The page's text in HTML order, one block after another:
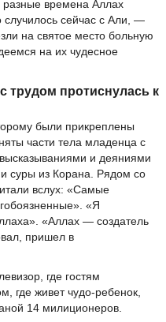
времена Аллах
случилось сейчас с Али, —
на святое место больную
на их чудесное
трудом протиснулась к
были прикреплены
части тела младенца с
и деяниями
суры из Корана. Рядом со
вслух: «Самые
«Я
«Аллах — создатель
пришел в
где гостям
где живет чудо-ребенок,
14 милиционеров.